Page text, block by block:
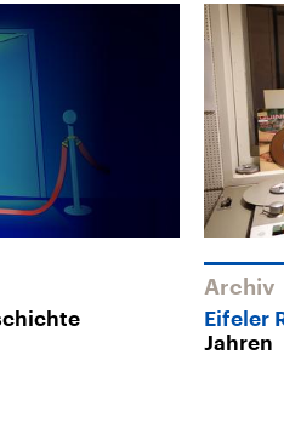
Archiv
Eifeler
Jahren